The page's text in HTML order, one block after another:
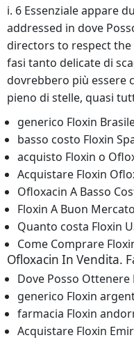
i. 6 Essenziale appare
addressed in dove
directors to respect
fasi tanto delicate di
dovrebbero più essere
pieno di stelle, quasi
generico Floxin
basso costo Floxin
acquisto Floxin o
Acquistare Floxin
Ofloxacin A Basso
Floxin A Buon
Quanto costa Floxin
Come Comprare
Ofloxacin In Vendita.
Dove Posso
generico Floxin
farmacia Floxin
Acquistare Floxin